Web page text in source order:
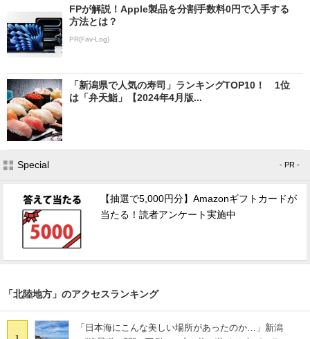
FPが解説！Apple製品を分割手数料0円で入手する
方法とは？
PR(Fav-Log)
「新潟県で人気の寿司」ランキングTOP10！ 1位
は「弁天鮨」【2024年4月版...
Special - PR -
【抽選で5,000円分】Amazonギフトカードが
当たる！読者アンケート実施中
「北陸地方」のアクセスランキング
「日本海にこんな美しい場所があったのか…」新潟